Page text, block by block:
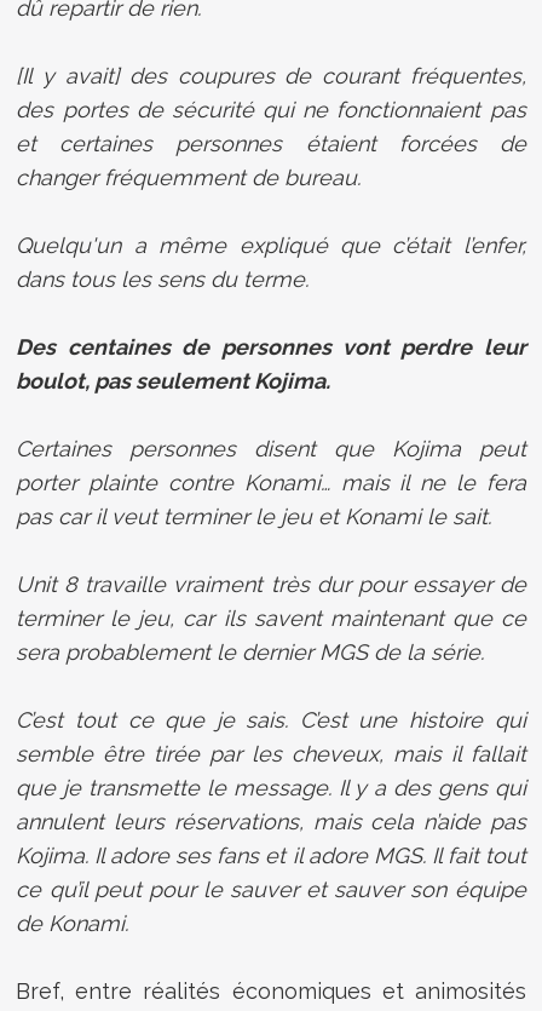
dû repartir de rien.
[Il y avait] des coupures de courant fréquentes,
des portes de sécurité qui ne fonctionnaient pas
et certaines personnes étaient forcées de
changer fréquemment de bureau.
Quelqu'un a même expliqué que c’était l’enfer,
dans tous les sens du terme.
Des centaines de personnes vont perdre leur
boulot, pas seulement Kojima.
Certaines personnes disent que Kojima peut
porter plainte contre Konami… mais il ne le fera
pas car il veut terminer le jeu et Konami le sait.
Unit 8 travaille vraiment très dur pour essayer de
terminer le jeu, car ils savent maintenant que ce
sera probablement le dernier MGS de la série.
C’est tout ce que je sais. C’est une histoire qui
semble être tirée par les cheveux, mais il fallait
que je transmette le message. Il y a des gens qui
annulent leurs réservations, mais cela n’aide pas
Kojima. Il adore ses fans et il adore MGS. Il fait tout
ce qu’il peut pour le sauver et sauver son équipe
de Konami.
Bref, entre réalités économiques et animosités